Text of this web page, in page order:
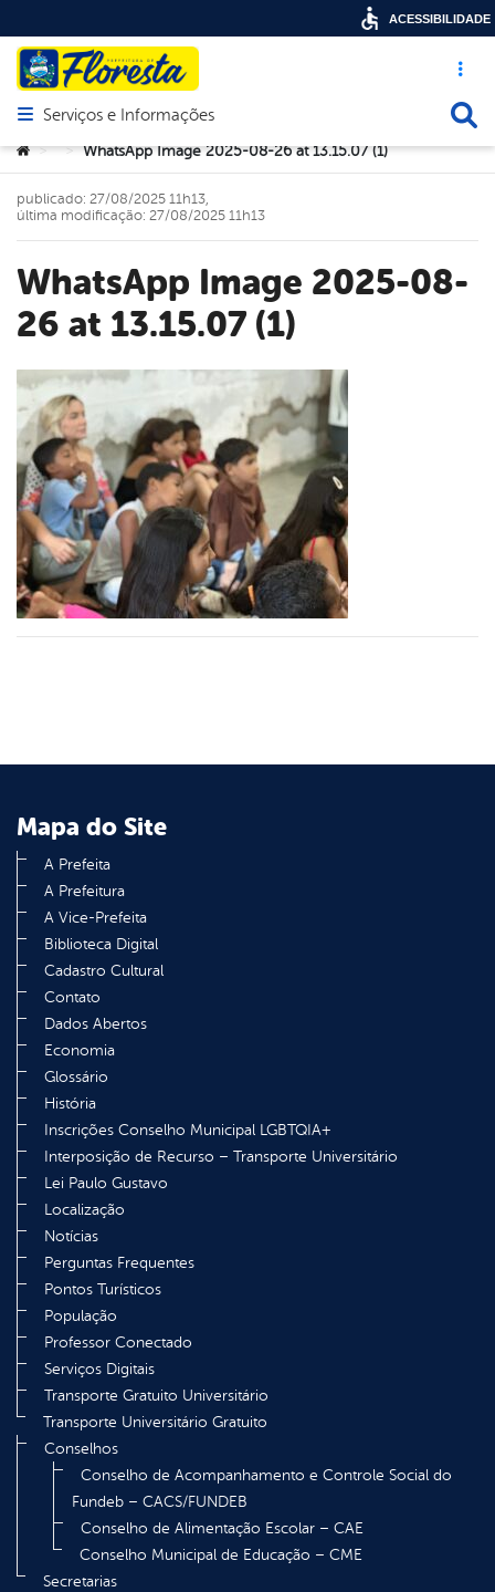
Acesso
Abrir menu principal de navegação
Serviços e Informações
Você está aqui:
> > WhatsApp Image 2025-08-26 at 13.15.07 (1)
WhatsApp Image 2025-08-
26 at 13.15.07 (1)
publicado: 27/08/2025 11h13,
última modificação: 27/08/2025 11h13
Mapa do Site
A Prefeita
A Prefeitura
A Vice-Prefeita
Biblioteca Digital
Cadastro Cultural
Contato
Dados Abertos
Economia
Glossário
História
Inscrições Conselho Municipal LGBTQIA+
Interposição de Recurso – Transporte Universitário
Lei Paulo Gustavo
Localização
Notícias
Perguntas Frequentes
Pontos Turísticos
População
Professor Conectado
Serviços Digitais
Transporte Gratuito Universitário
Transporte Universitário Gratuito
Conselhos
Conselho de Acompanhamento e Controle Social do
Fundeb – CACS/FUNDEB
Conselho de Alimentação Escolar – CAE
Conselho Municipal de Educação – CME
Secretarias
ACESSIBILIDADE